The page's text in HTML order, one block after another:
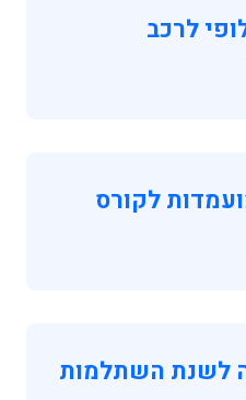
לרכב
לקורס
לשנת השתלמות